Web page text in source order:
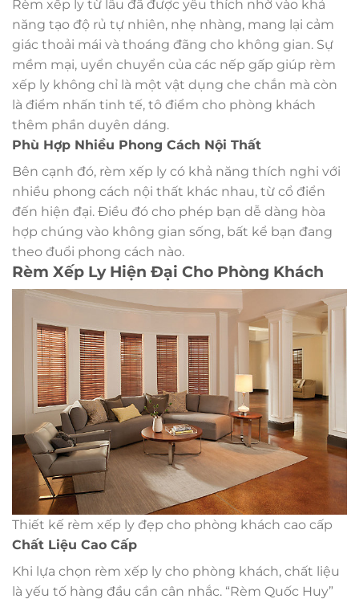
Rèm xếp ly từ lâu đã được yêu thích nhờ vào khả
năng tạo độ rủ tự nhiên, nhẹ nhàng, mang lại cảm
giác thoải mái và thoáng đãng cho không gian. Sự
mềm mại, uyển chuyển của các nếp gấp giúp rèm
xếp ly không chỉ là một vật dụng che chắn mà còn
là điểm nhấn tinh tế, tô điểm cho phòng khách
thêm phần duyên dáng.
Phù Hợp Nhiều Phong Cách Nội Thất
Bên cạnh đó, rèm xếp ly có khả năng thích nghi với
nhiều phong cách nội thất khác nhau, từ cổ điển
đến hiện đại. Điều đó cho phép bạn dễ dàng hòa
hợp chúng vào không gian sống, bất kể bạn đang
theo đuổi phong cách nào.
Rèm Xếp Ly Hiện Đại Cho Phòng Khách
Thiết kế rèm xếp ly đẹp cho phòng khách cao cấp
Chất Liệu Cao Cấp
Khi lựa chọn rèm xếp ly cho phòng khách, chất liệu
là yếu tố hàng đầu cần cân nhắc. “Rèm Quốc Huy”